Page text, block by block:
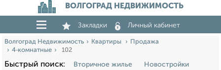
ВОЛГОГРАД НЕДВИЖИМОСТЬ
Закладки Личный кабинет
Волгоград Недвижимость Квартиры
Продажа
4‑комнатные
102
Быстрый поиск: Вторичное жилье
Новостройки